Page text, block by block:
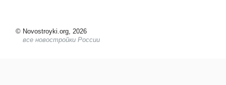
© Novostroyki.org, 2026
все новостройки России